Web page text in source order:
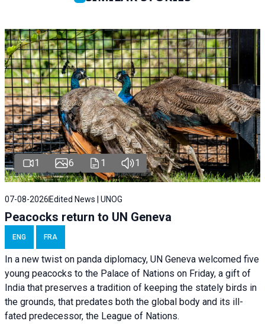
1 6 1 1
07-08-2026 Edited News | UNOG
Peacocks return to UN Geneva
ENG FRA
In a new twist on panda diplomacy, UN Geneva welcomed five
young peacocks to the Palace of Nations on Friday, a gift of
India that preserves a tradition of keeping the stately birds in
the grounds, that predates both the global body and its ill-
fated predecessor, the League of Nations.